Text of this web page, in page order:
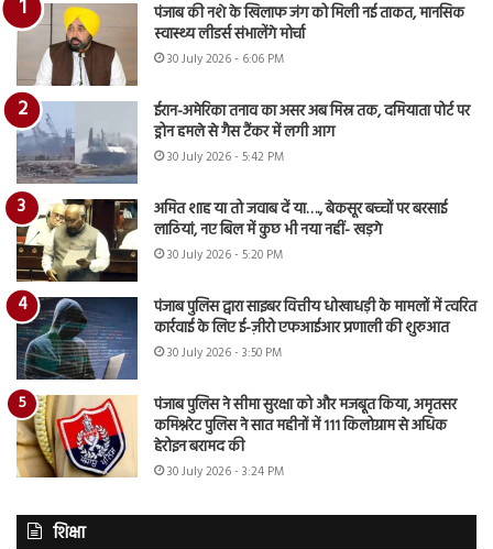
पंजाब की नशे के खिलाफ जंग को मिली नई ताकत, मानसिक
स्वास्थ्य लीडर्स संभालेंगे मोर्चा
30 July 2026 - 6:06 PM
ईरान-अमेरिका तनाव का असर अब मिस्र तक, दमियाता पोर्ट पर
ड्रोन हमले से गैस टैंकर में लगी आग
30 July 2026 - 5:42 PM
अमित शाह या तो जवाब दें या…., बेकसूर बच्चों पर बरसाई
लाठियां, नए बिल में कुछ भी नया नहीं- खड़गे
30 July 2026 - 5:20 PM
पंजाब पुलिस द्वारा साइबर वित्तीय धोखाधड़ी के मामलों में त्वरित
कार्रवाई के लिए ई-ज़ीरो एफआईआर प्रणाली की शुरुआत
30 July 2026 - 3:50 PM
पंजाब पुलिस ने सीमा सुरक्षा को और मजबूत किया, अमृतसर
कमिश्नरेट पुलिस ने सात महीनों में 111 किलोग्राम से अधिक
हेरोइन बरामद की
30 July 2026 - 3:24 PM
शिक्षा